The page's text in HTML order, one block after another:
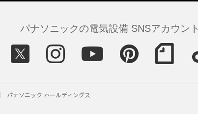
パナソニックの電気設備 SNSアカウント
パナソニック ホールディングス